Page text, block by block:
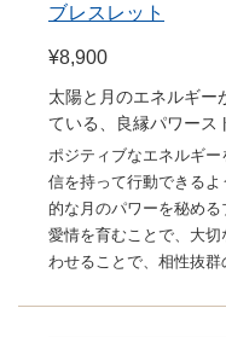
ブレスレット
¥8,900
太陽と月のエネルギー
ている、良縁パワース
ポジティブなエネルギー
信を持って行動できる
的な月のパワーを秘め
愛情を育むことで、大
わせることで、相性抜群